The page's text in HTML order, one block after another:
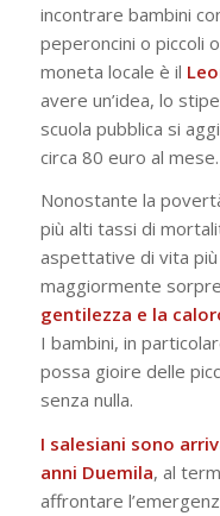
incontrare bambini
peperoncini o piccoli
moneta locale è il
avere un’idea, lo
scuola pubblica si
circa 80 euro al mese.
Nonostante la
più alti tassi di
aspettative di vita più
maggiormente
gentilezza e la
I bambini, in
possa gioire delle
senza nulla.
I salesiani sono
anni Duemila, al
affrontare